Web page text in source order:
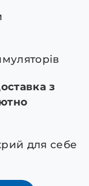
з
для себе